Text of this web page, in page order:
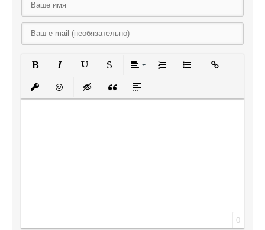
Полужирный
Курсив
Вставить защищенную ссылку
Вставить смайлик
Вставка скрытого текста
Вставка цитаты
Вставка спойлера
0